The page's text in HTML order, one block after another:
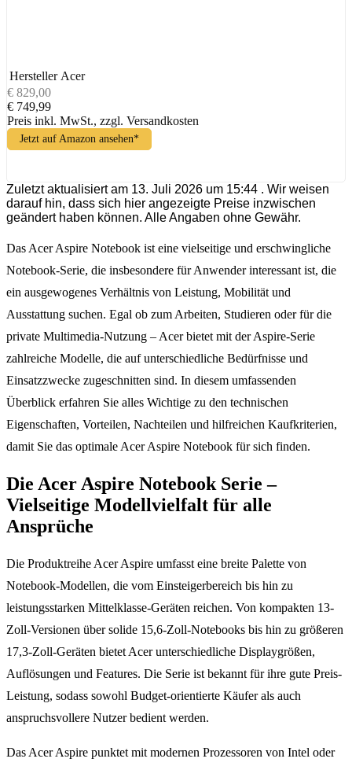
Hersteller Acer
€ 829,00
€ 749,99
Preis inkl. MwSt., zzgl. Versandkosten
Jetzt auf Amazon ansehen*
Zuletzt aktualisiert am 13. Juli 2026 um 15:44 . Wir weisen
darauf hin, dass sich hier angezeigte Preise inzwischen
geändert haben können. Alle Angaben ohne Gewähr.
Das Acer Aspire Notebook ist eine vielseitige und erschwingliche
Notebook-Serie, die insbesondere für Anwender interessant ist, die
ein ausgewogenes Verhältnis von Leistung, Mobilität und
Ausstattung suchen. Egal ob zum Arbeiten, Studieren oder für die
private Multimedia-Nutzung – Acer bietet mit der Aspire-Serie
zahlreiche Modelle, die auf unterschiedliche Bedürfnisse und
Einsatzzwecke zugeschnitten sind. In diesem umfassenden
Überblick erfahren Sie alles Wichtige zu den technischen
Eigenschaften, Vorteilen, Nachteilen und hilfreichen Kaufkriterien,
damit Sie das optimale Acer Aspire Notebook für sich finden.
Die Acer Aspire Notebook Serie –
Vielseitige Modellvielfalt für alle
Ansprüche
Die Produktreihe Acer Aspire umfasst eine breite Palette von
Notebook-Modellen, die vom Einsteigerbereich bis hin zu
leistungsstarken Mittelklasse-Geräten reichen. Von kompakten 13-
Zoll-Versionen über solide 15,6-Zoll-Notebooks bis hin zu größeren
17,3-Zoll-Geräten bietet Acer unterschiedliche Displaygrößen,
Auflösungen und Features. Die Serie ist bekannt für ihre gute Preis-
Leistung, sodass sowohl Budget-orientierte Käufer als auch
anspruchsvollere Nutzer bedient werden.
Das Acer Aspire punktet mit modernen Prozessoren von Intel oder